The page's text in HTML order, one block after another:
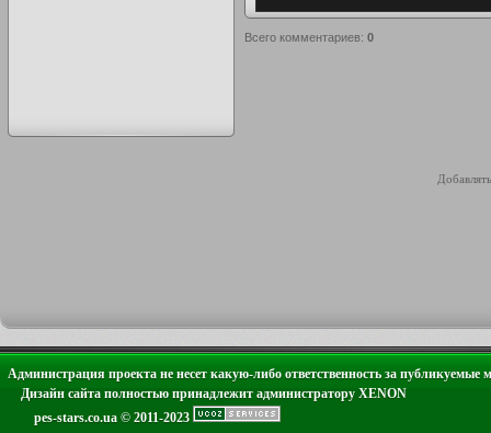
Всего комментариев: 0
Администрация проекта не несет какую-либо ответственность за публикуемые
Дизайн сайта полностью принадлежит администратору XENON
pes-stars.co.ua © 2011-2023